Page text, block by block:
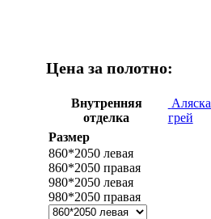
Цена за полотно:
Внутренняя
отделка
Аляска
грей
Размер
860*2050 левая
860*2050 правая
980*2050 левая
980*2050 правая